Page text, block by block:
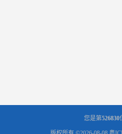
您是第526830